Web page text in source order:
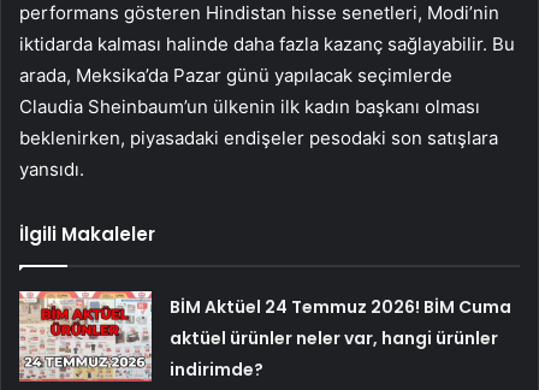
performans gösteren Hindistan hisse senetleri, Modi’nin
iktidarda kalması halinde daha fazla kazanç sağlayabilir. Bu
arada, Meksika’da Pazar günü yapılacak seçimlerde
Claudia Sheinbaum’un ülkenin ilk kadın başkanı olması
beklenirken, piyasadaki endişeler pesodaki son satışlara
yansıdı.
İlgili Makaleler
BİM Aktüel 24 Temmuz 2026! BİM Cuma
aktüel ürünler neler var, hangi ürünler
indirimde?